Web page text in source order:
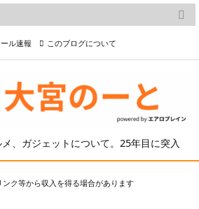
、ガジェットについて。25年目に突入

メニュー

検索
ル速報 このブログについて
ンク等から収入を得る場合があります